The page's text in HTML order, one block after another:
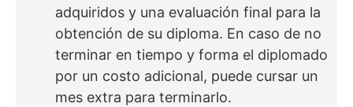
adquiridos y una evaluación final para la
obtención de su diploma. En caso de no
terminar en tiempo y forma el diplomado
por un costo adicional, puede cursar un
mes extra para terminarlo.